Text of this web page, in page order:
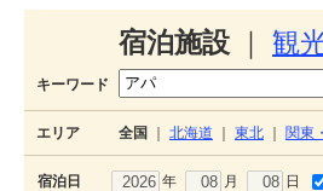
宿泊施設 観
キーワード
エリア 全国 北海道 東北 関東
宿泊日 年 月 日